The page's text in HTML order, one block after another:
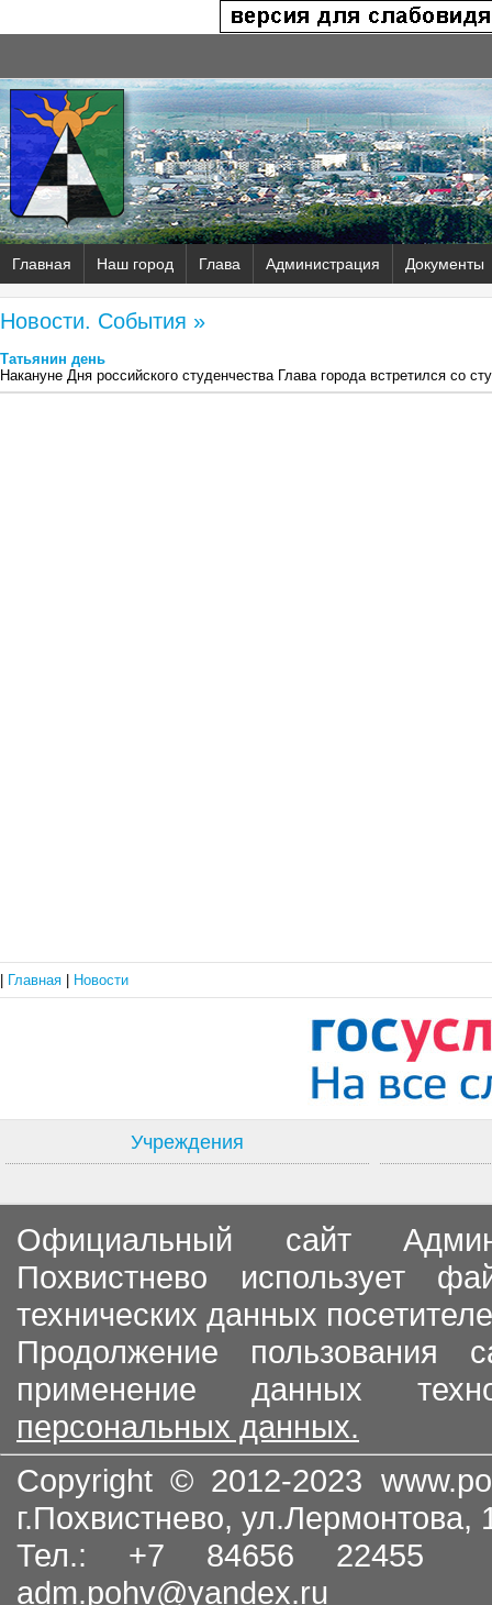
Главная Наш город Глава Администрация Документы
Новости. События »
Татьянин день
Накануне Дня российского студенчества Глава города встретился со
Главная Новости
Учреждения
Официальный сайт
Похвистнево использует
технических данных
Продолжение пользования
применение данных
персональных данных.
Copyright © 2012-2023
г.Похвистнево, ул.Лермонтова,
Тел.: +7 84656
adm.pohv@yandex.ru